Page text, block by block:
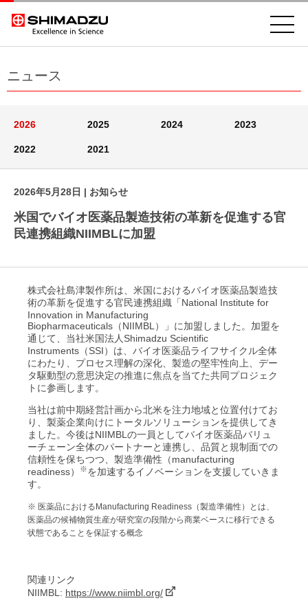
ニュース
2026 2025 2024 2023
2022 2021
2026年5月28日 | お知らせ
米国でバイオ医薬品製造技術の革新を促進する官
民連携組織NIIMBLに加盟
株式会社島津製作所は、米国におけるバイオ医薬品製造技
術の革新を促進する官民連携組織「National Institute for
Innovation in Manufacturing
Biopharmaceuticals（NIIMBL）」に加盟しました。加盟を
通じて、当社米国法人Shimadzu Scientific
Instruments（SSI）は、バイオ医薬品ライフサイクル全体
にわたり、プロセス理解の深化、製造の堅牢性向上、デー
タ駆動型の意思決定の推進に焦点を当てた共同プロジェク
トに参画します。
当社は前中期経営計画から北米を注力地域と位置付けてお
り、製薬企業向けにトータルソリューションを提供してき
ました。今後はNIIMBLの一員としてバイオ医薬品バリュ
ーチェーン全体のパートナーと連携し、品質と規制面での
信頼性を保ちつつ、製造準備性（manufacturing
readiness）
※を加速するイノベーションを支援していきま
す。
※ 医薬品におけるManufacturing Readiness（製造準備性）とは、
医薬品の候補物質生産が研究室の段階から商業ベースに移行できる
状態であることを保証する概念
関連リンク
NIIMBL: https://www.niimbl.org/